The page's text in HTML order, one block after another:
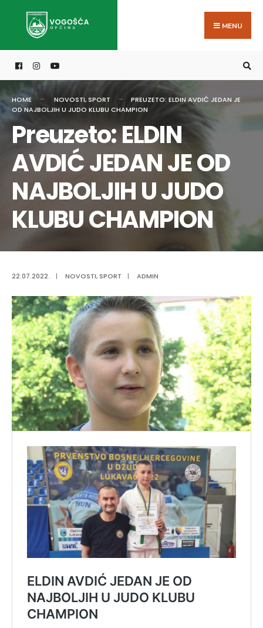
MENU
HOME NOVOSTI,SPORT
PREUZETO: ELDIN AVDIĆ JEDAN JE
OD NAJBOLJIH U JUDO KLUBU CHAMPION
Preuzeto: ELDIN
AVDIĆ JEDAN JE OD
NAJBOLJIH U JUDO
KLUBU CHAMPION
22.07.2022. | NOVOSTI, SPORT | ADMIN
for: